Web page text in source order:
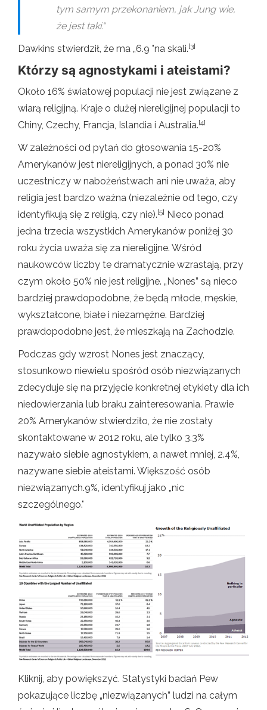
tym samym przekonaniem, jak Jung wie,
że jest taki."
Dawkins stwierdził, że ma „6.9 "na skali.[3]
Którzy są agnostykami i ateistami?
Około 16% światowej populacji nie jest związane z
wiarą religijną. Kraje o dużej niereligijnej populacji to
Chiny, Czechy, Francja, Islandia i Australia.[4]
W zależności od pytań do głosowania 15-20%
Amerykanów jest niereligijnych, a ponad 30% nie
uczestniczy w nabożeństwach ani nie uważa, aby
religia jest bardzo ważna (niezależnie od tego, czy
identyfikują się z religią, czy nie).[5] Nieco ponad
jedna trzecia wszystkich Amerykanów poniżej 30
roku życia uważa się za niereligijne. Wśród
naukowców liczby te dramatycznie wzrastają, przy
czym około 50% nie jest religijne. „Nones” są nieco
bardziej prawdopodobne, że będą młode, męskie,
wykształcone, białe i niezamężne. Bardziej
prawdopodobne jest, że mieszkają na Zachodzie.
Podczas gdy wzrost Nones jest znaczący,
stosunkowo niewielu spośród osób niezwiązanych
zdecyduje się na przyjęcie konkretnej etykiety dla ich
niedowierzania lub braku zainteresowania. Prawie
20% Amerykanów stwierdziło, że nie zostały
skontaktowane w 2012 roku, ale tylko 3.3%
nazywało siebie agnostykiem, a nawet mniej, 2.4%,
nazywane siebie ateistami. Większość osób
niezwiązanych.9%, identyfikuj jako „nic
szczególnego."
Kliknij, aby powiększyć. Statystyki badań Pew
pokazujące liczbę „niezwiązanych” ludzi na całym